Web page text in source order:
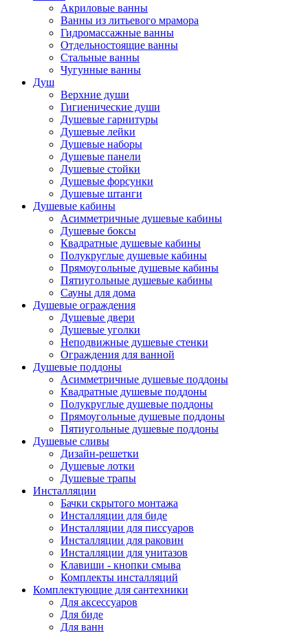
Акриловые ванны
Ванны из литьевого мрамора
Гидромассажные ванны
Отдельностоящие ванны
Стальные ванны
Чугунные ванны
Душ
Верхние души
Гигиенические души
Душевые гарнитуры
Душевые лейки
Душевые наборы
Душевые панели
Душевые стойки
Душевые форсунки
Душевые штанги
Душевые кабины
Асимметричные душевые кабины
Душевые боксы
Квадратные душевые кабины
Полукруглые душевые кабины
Прямоугольные душевые кабины
Пятиугольные душевые кабины
Сауны для дома
Душевые ограждения
Душевые двери
Душевые уголки
Неподвижные душевые стенки
Ограждения для ванной
Душевые поддоны
Асимметричные душевые поддоны
Квадратные душевые поддоны
Полукруглые душевые поддоны
Прямоугольные душевые поддоны
Пятиугольные душевые поддоны
Душевые сливы
Дизайн-решетки
Душевые лотки
Душевые трапы
Инсталляции
Бачки скрытого монтажа
Инсталляции для биде
Инсталляции для писсуаров
Инсталляции для раковин
Инсталляции для унитазов
Клавиши - кнопки смыва
Комплекты инсталляций
Комплектующие для сантехники
Для аксессуаров
Для биде
Для ванн